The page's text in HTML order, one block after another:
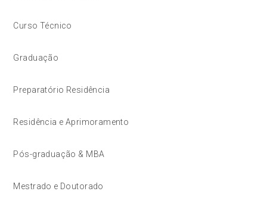
Curso Técnico
Graduação
Preparatório Residência
Residência e Aprimoramento
Pós-graduação & MBA
Mestrado e Doutorado